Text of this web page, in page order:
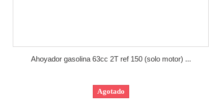
Ahoyador gasolina 63cc 2T ref 150 (solo motor) ...
Agotado